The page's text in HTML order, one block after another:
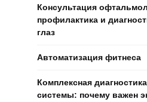
Консультация
профилактика и
глаз
Автоматизация фитнеса
Комплексная
системы: почему важен